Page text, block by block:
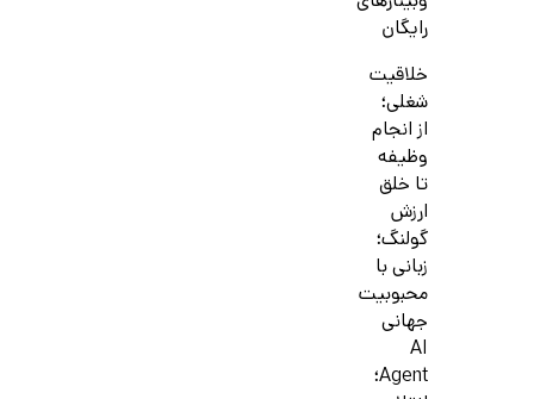
رایگان
خلاقیت
شغلی؛
از انجام
وظیفه
تا خلق
ارزش
گولنگ؛
زبانی با
محبوبیت
جهانی
AI
Agent؛